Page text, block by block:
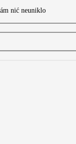
nić neuniklo